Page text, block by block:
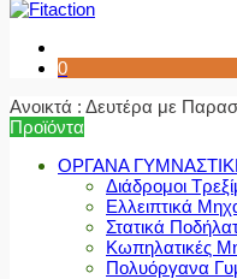
0
Ανοικτά : Δευτέρα με
Προϊόντα
ΟΡΓΑΝΑ
Διάδρομοι
Ελλειπτικά
Στατικά
Κωπηλατικές
Πολυόργανα